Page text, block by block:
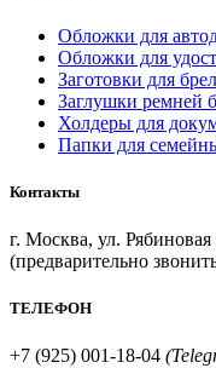
Обложки для
Обложки для
Заготовки для
Заглушки ремней
Холдеры для
Папки для
Контакты
г. Москва, ул.
(предварительно
ТЕЛЕФОН
+7 (925) 001-18-04